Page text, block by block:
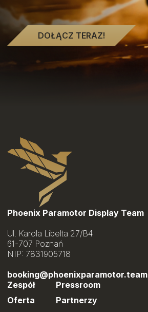
DOŁĄCZ TERAZ!
Phoenix Paramotor Display Team
Ul. Karola Libelta 27/B4
61-707 Poznań
NIP: 7831905718
booking@phoenixparamotor.team
Zespół
Oferta
Pressroom
Partnerzy